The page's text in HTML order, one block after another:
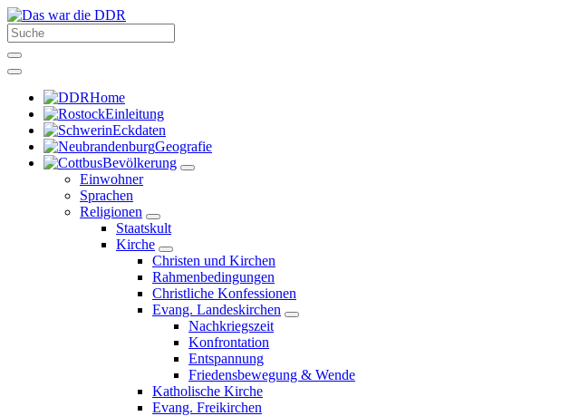
Home
Einleitung
Eckdaten
Geografie
Bevölkerung
Einwohner
Sprachen
Religionen
Staatskult
Kirche
Christen und Kirchen
Rahmenbedingungen
Christliche Konfessionen
Evang. Landeskirchen
Nachkriegszeit
Konfrontation
Entspannung
Friedensbewegung & Wende
Katholische Kirche
Evang. Freikirchen